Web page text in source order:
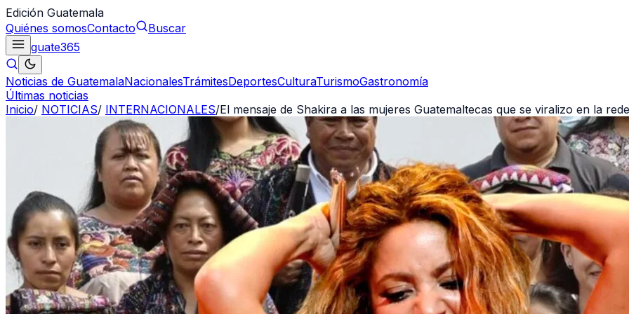
Edición Guatemala
Quiénes somosContacto
Buscar
guate365
Noticias de GuatemalaNacionalesTrámitesDeportesCulturaTurismoGastronomía
Últimas noticias
Inicio/ NOTICIAS/ INTERNACIONALES/El mensaje de Shakira a las mujeres Guatemaltecas que se viralizo en la